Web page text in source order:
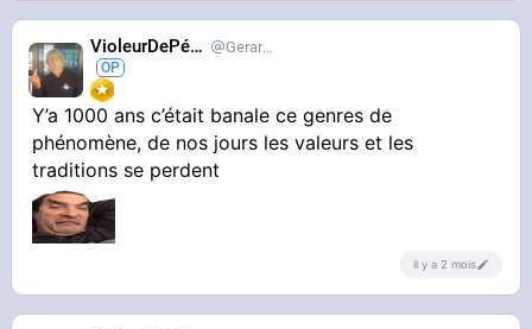
VioleurDePédo Gerardlevain
Y’a 1000 ans c’était banale ce genres de
phénomène, de nos jours les valeurs et les
traditions se perdent
il y a 2 mois